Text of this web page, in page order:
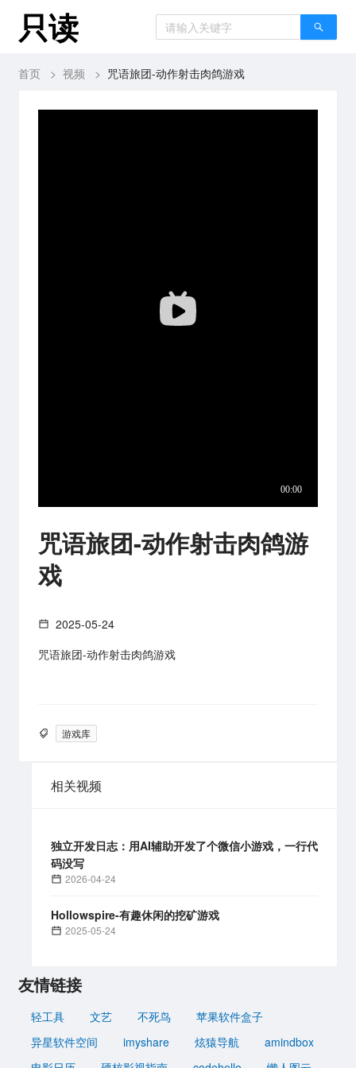
只读
首页 > 视频 > 咒语旅团-动作射击肉鸽游戏
咒语旅团-动作射击肉鸽游
戏
2025-05-24
咒语旅团-动作射击肉鸽游戏
游戏库
相关视频
独立开发日志：用AI辅助开发了个微信小游戏，一行代
码没写
2026-04-24
Hollowspire-有趣休闲的挖矿游戏
2025-05-24
友情链接
轻工具 文艺 不死鸟
苹果软件盒子
异星软件空间
imyshare 炫猿导航
amindbox